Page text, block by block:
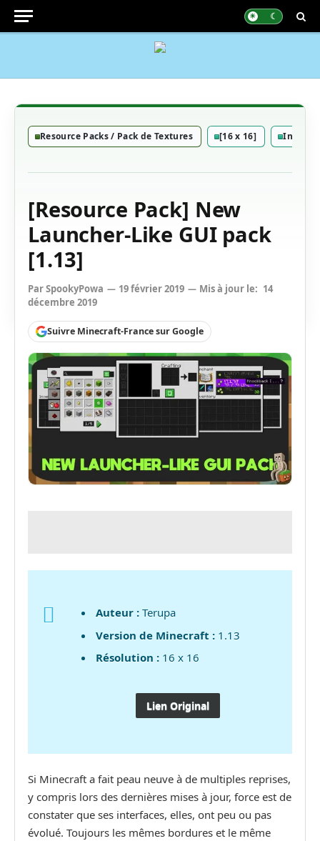
Resource Packs / Pack de Textures [16 x 16]
[Resource Pack] New
Launcher-Like GUI pack
[1.13]
ParSpookyPowa 19 février 2019 Mis à jour le: 14
décembre 2019
Suivre Minecraft-France sur Google
Auteur : Terupa
Version de Minecraft : 1.13
Résolution : 16 x 16
Lien Original
Si Minecraft a fait peau neuve à de multiples reprises,
y compris lors des dernières mises à jour, force est de
constater que ses interfaces, elles, ont peu ou pas
évolué. Toujours les mêmes bordures et le même